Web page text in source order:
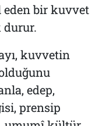
eden bir kuvvet
kuvvetin
edep,
prensip